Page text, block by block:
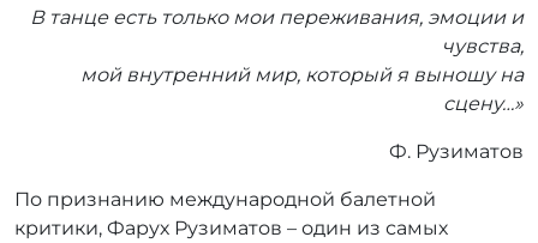
В танце есть только мои переживания, эмоции и
чувства,
мой внутренний мир, который я выношу на
сцену…»
Ф. Рузиматов
По признанию международной балетной
критики, Фарух Рузиматов – один из самых